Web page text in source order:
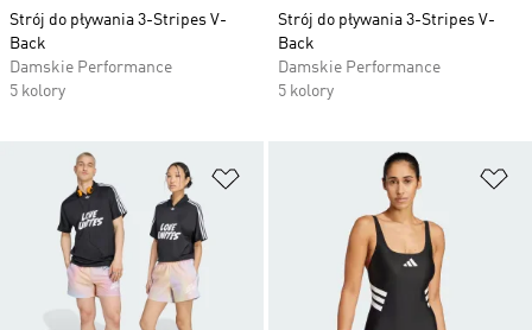
Strój do pływania 3-Stripes V-
Back
Damskie Performance
5 kolory
Strój do pływania 3-Stripes V-
Back
Damskie Performance
5 kolory
Dodaj do listy życzeń